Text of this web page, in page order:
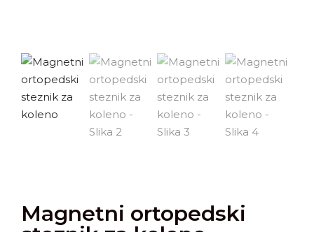
Magnetni ortopedski